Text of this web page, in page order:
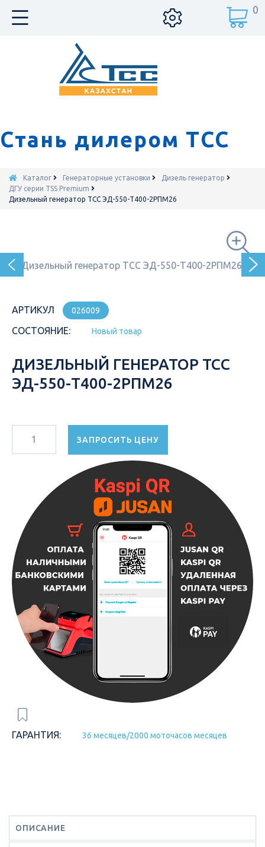
Стань дилером ТСС
0
Каталог Генераторные установки
Дизель генератор
ДГУ серии TSS Premium
Дизельный генератор ТСС ЭД-550-Т400-2РПМ26
АРТИКУЛ 026009
СОСТОЯНИЕ: Новый товар
ДИЗЕЛЬНЫЙ ГЕНЕРАТОР ТСС
ЭД-550-Т400-2РПМ26
ЗАПРОСИТЬ ЦЕНУ
ГАРАНТИЯ: 36 месяцев/2000 моточасов месяцев
ОПИСАНИЕ